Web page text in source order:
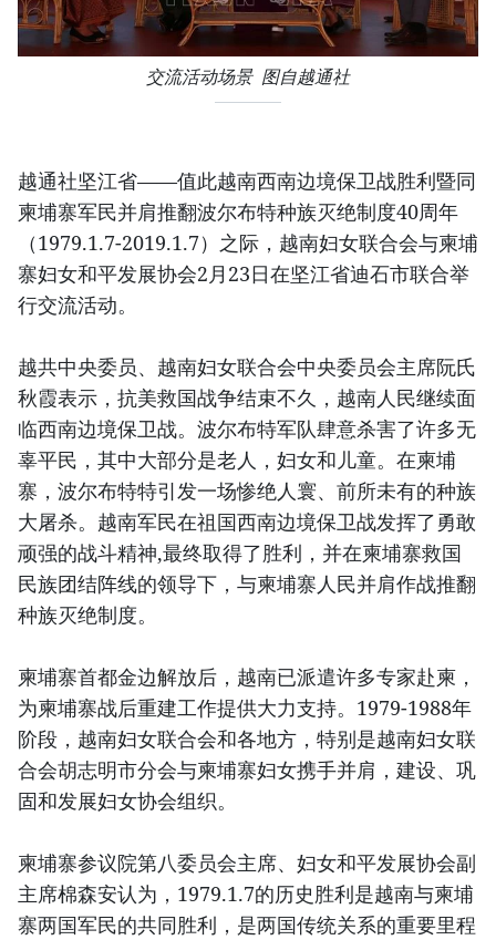
交流活动场景 图自越通社
越通社坚江省——值此越南西南边境保卫战胜利暨同
柬埔寨军民并肩推翻波尔布特种族灭绝制度40周年
（1979.1.7-2019.1.7）之际，越南妇女联合会与柬埔
寨妇女和平发展协会2月23日在坚江省迪石市联合举
行交流活动。
越共中央委员、越南妇女联合会中央委员会主席阮氏
秋霞表示，抗美救国战争结束不久，越南人民继续面
临西南边境保卫战。波尔布特军队肆意杀害了许多无
辜平民，其中大部分是老人，妇女和儿童。在柬埔
寨，波尔布特特引发一场惨绝人寰、前所未有的种族
大屠杀。越南军民在祖国西南边境保卫战发挥了勇敢
顽强的战斗精神,最终取得了胜利，并在柬埔寨救国
民族团结阵线的领导下，与柬埔寨人民并肩作战推翻
种族灭绝制度。
柬埔寨首都金边解放后，越南已派遣许多专家赴柬，
为柬埔寨战后重建工作提供大力支持。1979-1988年
阶段，越南妇女联合会和各地方，特别是越南妇女联
合会胡志明市分会与柬埔寨妇女携手并肩，建设、巩
固和发展妇女协会组织。
柬埔寨参议院第八委员会主席、妇女和平发展协会副
主席棉森安认为，1979.1.7的历史胜利是越南与柬埔
寨两国军民的共同胜利，是两国传统关系的重要里程